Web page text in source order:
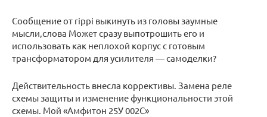
Сообщение от rippi выкинуть из головы заумные
мысли,слова Может сразу выпотрошить его и
использовать как неплохой корпус с готовым
трансформатором для усилителя — самоделки?
Действительность внесла коррективы. Замена реле
схемы защиты и изменение функциональности этой
схемы. Мой «Амфитон 25У 002С»